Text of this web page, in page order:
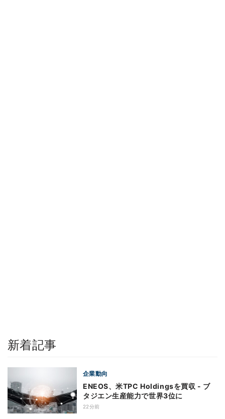
新着記事
企業動向
ENEOS、米TPC Holdingsを買収 - ブ
タジエン生産能力で世界3位に
22分前